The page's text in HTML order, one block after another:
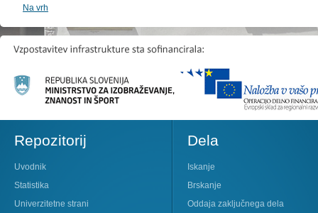
Na vrh
Repozitorij
Uvodnik
Statistika
Univerzitetne strani
Dela
Iskanje
Brskanje
Oddaja zaključnega dela